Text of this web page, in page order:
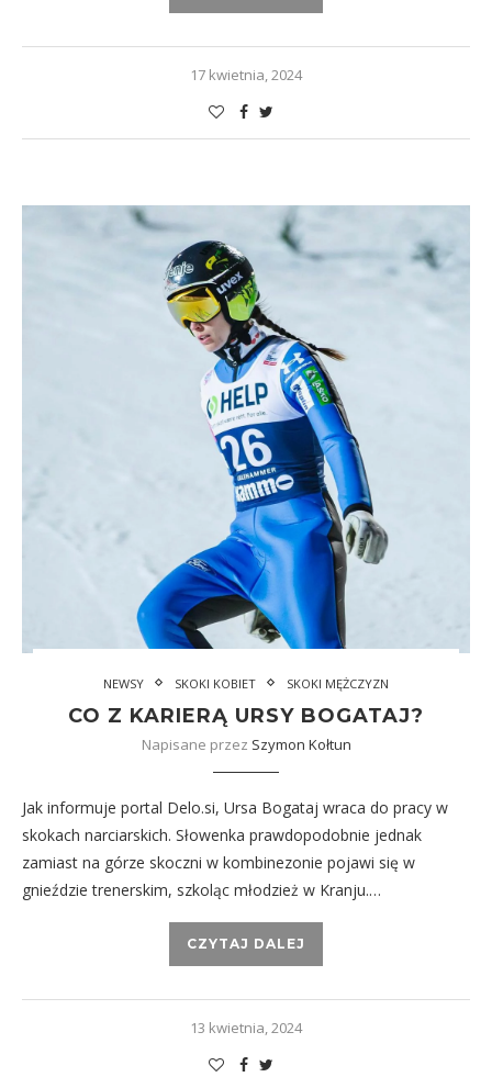
17 kwietnia, 2024
NEWSY SKOKI KOBIET SKOKI MĘŻCZYZN
CO Z KARIERĄ URSY BOGATAJ?
Napisane przez Szymon Kołtun
Jak informuje portal Delo.si, Ursa Bogataj wraca do pracy w
skokach narciarskich. Słowenka prawdopodobnie jednak
zamiast na górze skoczni w kombinezonie pojawi się w
gnieździe trenerskim, szkoląc młodzież w Kranju.…
CZYTAJ DALEJ
13 kwietnia, 2024